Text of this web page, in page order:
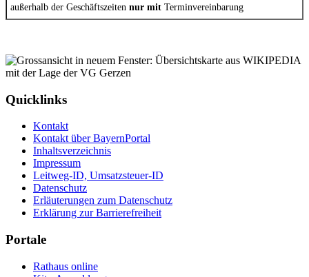
außerhalb der Geschäftszeiten nur mit Terminvereinbarung
Quicklinks
Kontakt
Kontakt über BayernPortal
Inhaltsverzeichnis
Impressum
Leitweg-ID, Umsatzsteuer-ID
Datenschutz
Erläuterungen zum Datenschutz
Erklärung zur Barrierefreiheit
Portale
Rathaus online